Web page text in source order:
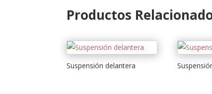
Productos
Suspensión delantera